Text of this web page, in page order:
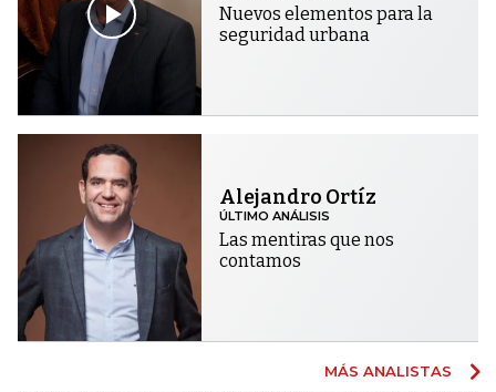
Nuevos elementos para la
seguridad urbana
Alejandro Ortíz
ÚLTIMO ANÁLISIS
Las mentiras que nos
contamos
MÁS ANALISTAS